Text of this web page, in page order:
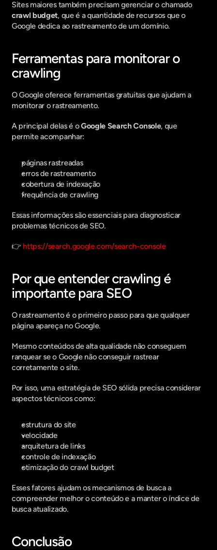
Sites maiores também precisam gerenciar o chamado
crawl budget, que é a quantidade de recursos que o
Google dedica ao rastreamento de um domínio.
Ferramentas para monitorar o
crawling
O Google oferece ferramentas gratuitas que ajudam a
monitorar o rastreamento.
A principal delas é o Google Search Console, que
permite acompanhar:
páginas rastreadas
erros de rastreamento
cobertura de indexação
frequência de crawling
Essas informações são essenciais para diagnosticar
problemas técnicos de SEO.
👉 https://search.google.com/search-console
Por que entender crawling é
importante para SEO
O rastreamento é o primeiro passo para que qualquer
página apareça no Google.
Mesmo conteúdos de alta qualidade não conseguem
ranquear se o Google não conseguir rastrear
corretamente o site.
Por isso, uma estratégia de SEO sólida precisa considerar
aspectos técnicos como:
estrutura do site
velocidade
arquitetura de links
controle de indexação
otimização do crawl budget
Esses fatores ajudam os mecanismos de busca a
compreender melhor o conteúdo e a manter o índice de
busca atualizado.
Conclusão